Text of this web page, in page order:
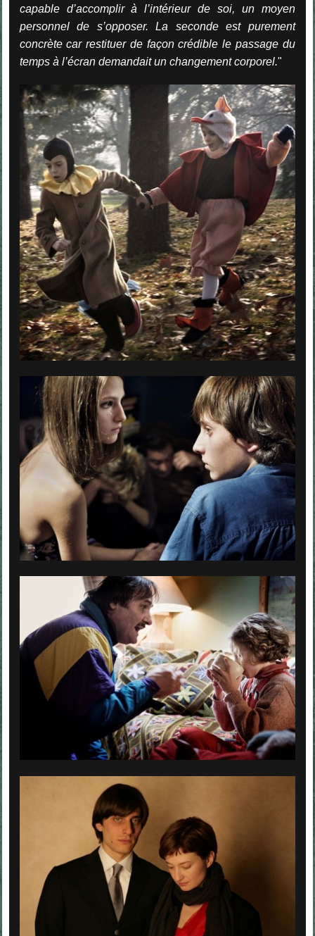
capable d’accomplir à l’intérieur de soi, un moyen
personnel de s’opposer. La seconde est purement
concrète car restituer de façon crédible le passage du
temps à l’écran demandait un changement corporel."